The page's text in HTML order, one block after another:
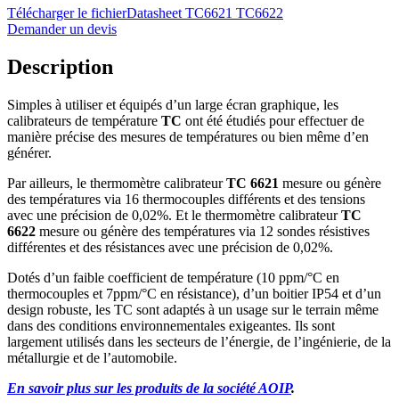
Télécharger le fichierDatasheet TC6621 TC6622
Demander un devis
Description
Simples à utiliser et équipés d’un large écran graphique, les
calibrateurs de température TC ont été étudiés pour effectuer de
manière précise des mesures de températures ou bien même d’en
générer.
Par ailleurs, le thermomètre calibrateurTC 6621 mesure ou génère
des températures via 16 thermocouples différents et des tensions
avec une précision de 0,02%. Et le thermomètre calibrateurTC
6622 mesure ou génère des températures via 12 sondes résistives
différentes et des résistances avec une précision de 0,02%.
Dotés d’un faible coefficient de température (10 ppm/°C en
thermocouples et 7ppm/°C en résistance), d’un boitier IP54 et d’un
design robuste, les TC sont adaptés à un usage sur le terrain même
dans des conditions environnementales exigeantes. Ils sont
largement utilisés dans les secteurs de l’énergie, de l’ingénierie, de la
métallurgie et de l’automobile.
En savoir plus sur les produits de la société AOIP.